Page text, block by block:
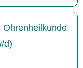
Ohrenheilkunde
d)